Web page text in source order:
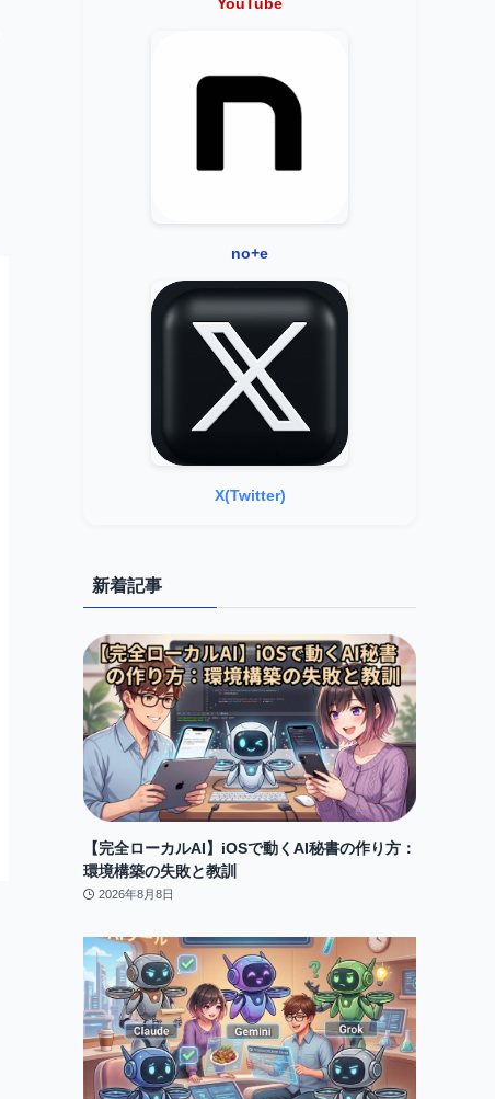
no+e
X(Twitter)
新着記事
【完全ローカルAI】iOSで動くAI秘書の作り方：
環境構築の失敗と教訓
2026年8月8日